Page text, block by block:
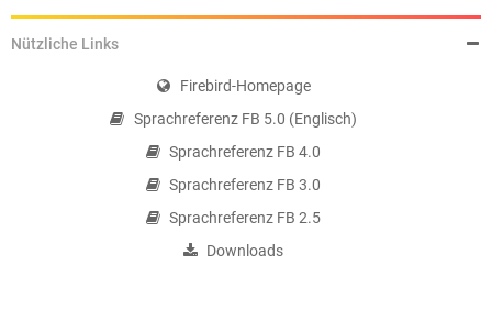
Nützliche Links
Firebird-Homepage
Sprachreferenz FB 5.0 (Englisch)
Sprachreferenz FB 4.0
Sprachreferenz FB 3.0
Sprachreferenz FB 2.5
Downloads